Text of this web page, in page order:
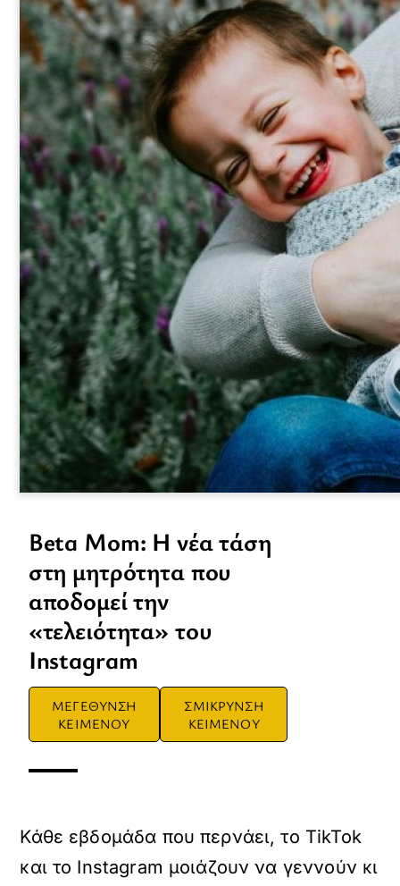
Beta Mom: Η νέα τάση
στη μητρότητα που
αποδομεί την
«τελειότητα» του
Instagram
ΜΕΓΕΘΥΝΣΗ
ΚΕΙΜΕΝΟΥ
ΣΜΙΚΡΥΝΣΗ
ΚΕΙΜΕΝΟΥ
Κάθε εβδομάδα που περνάει, το TikTok
και το Instagram μοιάζουν να γεννούν κι